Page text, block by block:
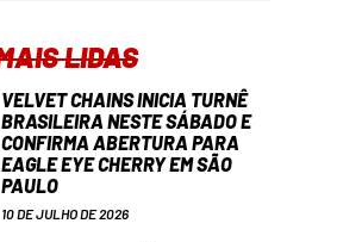
LIDAS
VELVET CHAINS INICIA TURNÊ
BRASILEIRA NESTE SÁBADO E
CONFIRMA ABERTURA PARA
EAGLE EYE CHERRY EM SÃO
PAULO
10 DE JULHO DE 2026